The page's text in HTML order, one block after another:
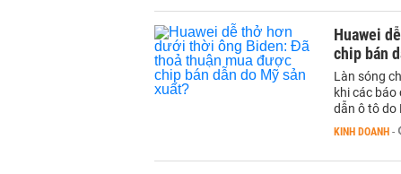
Huawei
chip bán
Làn sóng
khi các
dẫn ô tô do
KINH DOANH -